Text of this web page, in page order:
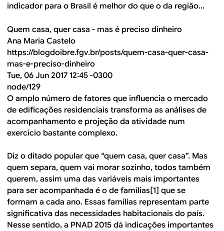
indicador para o Brasil é melhor do que o da região...
Quem casa, quer casa - mas é preciso dinheiro
Ana Maria Castelo
https://blogdoibre.fgv.br/posts/quem-casa-quer-casa-
mas-e-preciso-dinheiro
Tue, 06 Jun 2017 12:45 -0300
node/129
O amplo número de fatores que influencia o mercado
de edificações residenciais transforma as análises de
acompanhamento e projeção da atividade num
exercício bastante complexo.
Diz o ditado popular que “quem casa, quer casa”. Mas
quem separa, quem vai morar sozinho, todos também
querem, assim uma das variáveis mais importantes
para ser acompanhada é o de famílias[1] que se
formam a cada ano. Essas famílias representam parte
significativa das necessidades habitacionais do país.
Nesse sentido, a PNAD 2015 dá indicações importantes